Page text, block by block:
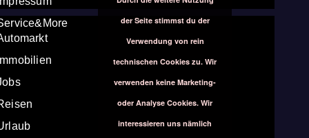
der Seite stimmst du der
Verwendung von rein
technischen Cookies zu. Wir
verwenden keine Marketing-
oder Analyse Cookies. Wir
interessieren uns nämlich